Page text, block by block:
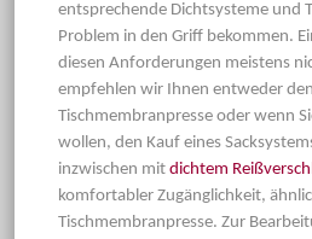
entsprechende Dichtsysteme und
Problem in den Griff bekommen.
diesen Anforderungen meistens
empfehlen wir Ihnen entweder
Tischmembranpresse oder wenn
wollen, den Kauf eines
inzwischen mit dichtem
komfortabler Zugänglichkeit,
Tischmembranpresse. Zur